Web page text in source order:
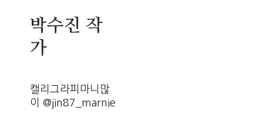
박수진 작
가
캘리그라피마니많
이 @jin87_marnie